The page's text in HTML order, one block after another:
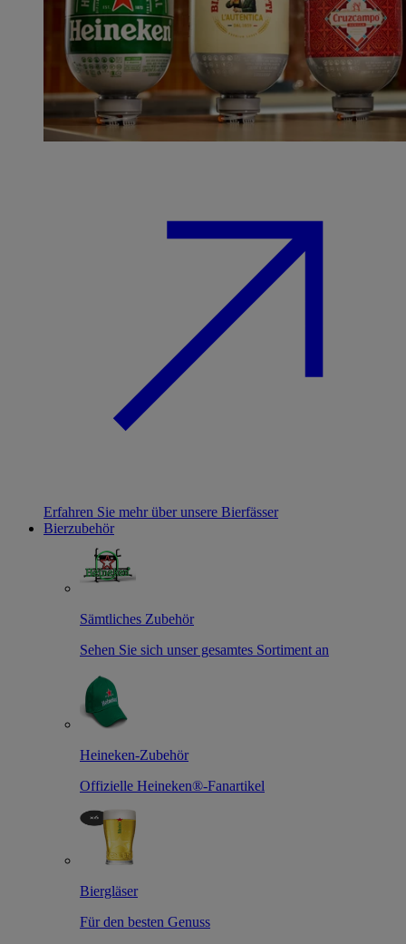
Erfahren Sie mehr über unsere Bierfässer
Bierzubehör
Sämtliches Zubehör
Sehen Sie sich unser gesamtes Sortiment an
Heineken-Zubehör
Offizielle Heineken®-Fanartikel
Biergläser
Für den besten Genuss